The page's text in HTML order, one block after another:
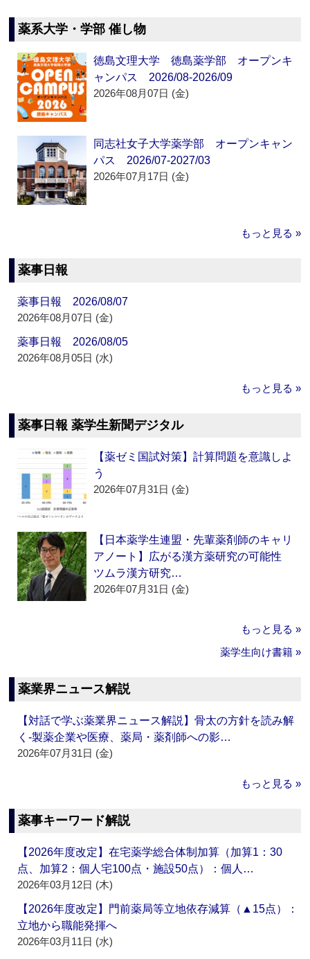
薬系大学・学部 催し物
徳島文理大学 徳島薬学部 オープンキ
ャンパス 2026/08-2026/09
2026年08月07日 (金)
同志社女子大学薬学部 オープンキャン
パス 2026/07-2027/03
2026年07月17日 (金)
もっと見る »
薬事日報
薬事日報 2026/08/07
2026年08月07日 (金)
薬事日報 2026/08/05
2026年08月05日 (水)
もっと見る »
薬事日報 薬学生新聞デジタル
【薬ゼミ国試対策】計算問題を意識しよ
う
2026年07月31日 (金)
【日本薬学生連盟・先輩薬剤師のキャリ
アノート】広がる漢方薬研究の可能性
ツムラ漢方研究…
2026年07月31日 (金)
もっと見る »
薬学生向け書籍 »
薬業界ニュース解説
【対話で学ぶ薬業界ニュース解説】骨太の方針を読み解
く‐製薬企業や医療、薬局・薬剤師への影…
2026年07月31日 (金)
もっと見る »
薬事キーワード解説
【2026年度改定】在宅薬学総合体制加算（加算1：30
点、加算2：個人宅100点・施設50点）：個人…
2026年03月12日 (木)
【2026年度改定】門前薬局等立地依存減算（▲15点）：
立地から職能発揮へ
2026年03月11日 (水)